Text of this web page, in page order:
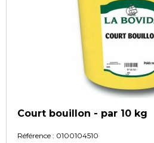
Court bouillon - par 10 kg
Référence : 0100104510